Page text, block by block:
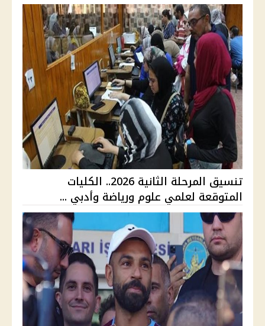
تنسيق المرحلة الثانية 2026.. الكليات
المتوقعة لعلمي علوم ورياضة وأدبي ...